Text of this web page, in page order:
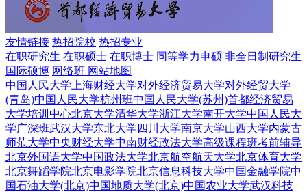
友情链接 热招院校 热招专业
在职研究生 在职硕士 在职博士 同等学力申硕 非全日制研究生
国际硕博 网络班 网站地图
中国人民大学 上海财经大学对外经济贸易大学对外经贸大学
(青岛)中国人民大学杭州班中国人民大学(苏州)首都经济贸易
大学培训中心北京大学清华大学浙江大学南开大学中国人民大
学广深班武汉大学东北大学 四川大学南京大学山西大学内蒙古
师范大学中央财经大学中南财经政法大学高级课程班考前辅导
北京外国语大学中国政法大学北京航空航天大学北京体育大学
北京舞蹈学院北京电影学院北京信息科技大学中国金融学院中
国石油大学(北京)中国地质大学(北京)中国农业大学武汉科技